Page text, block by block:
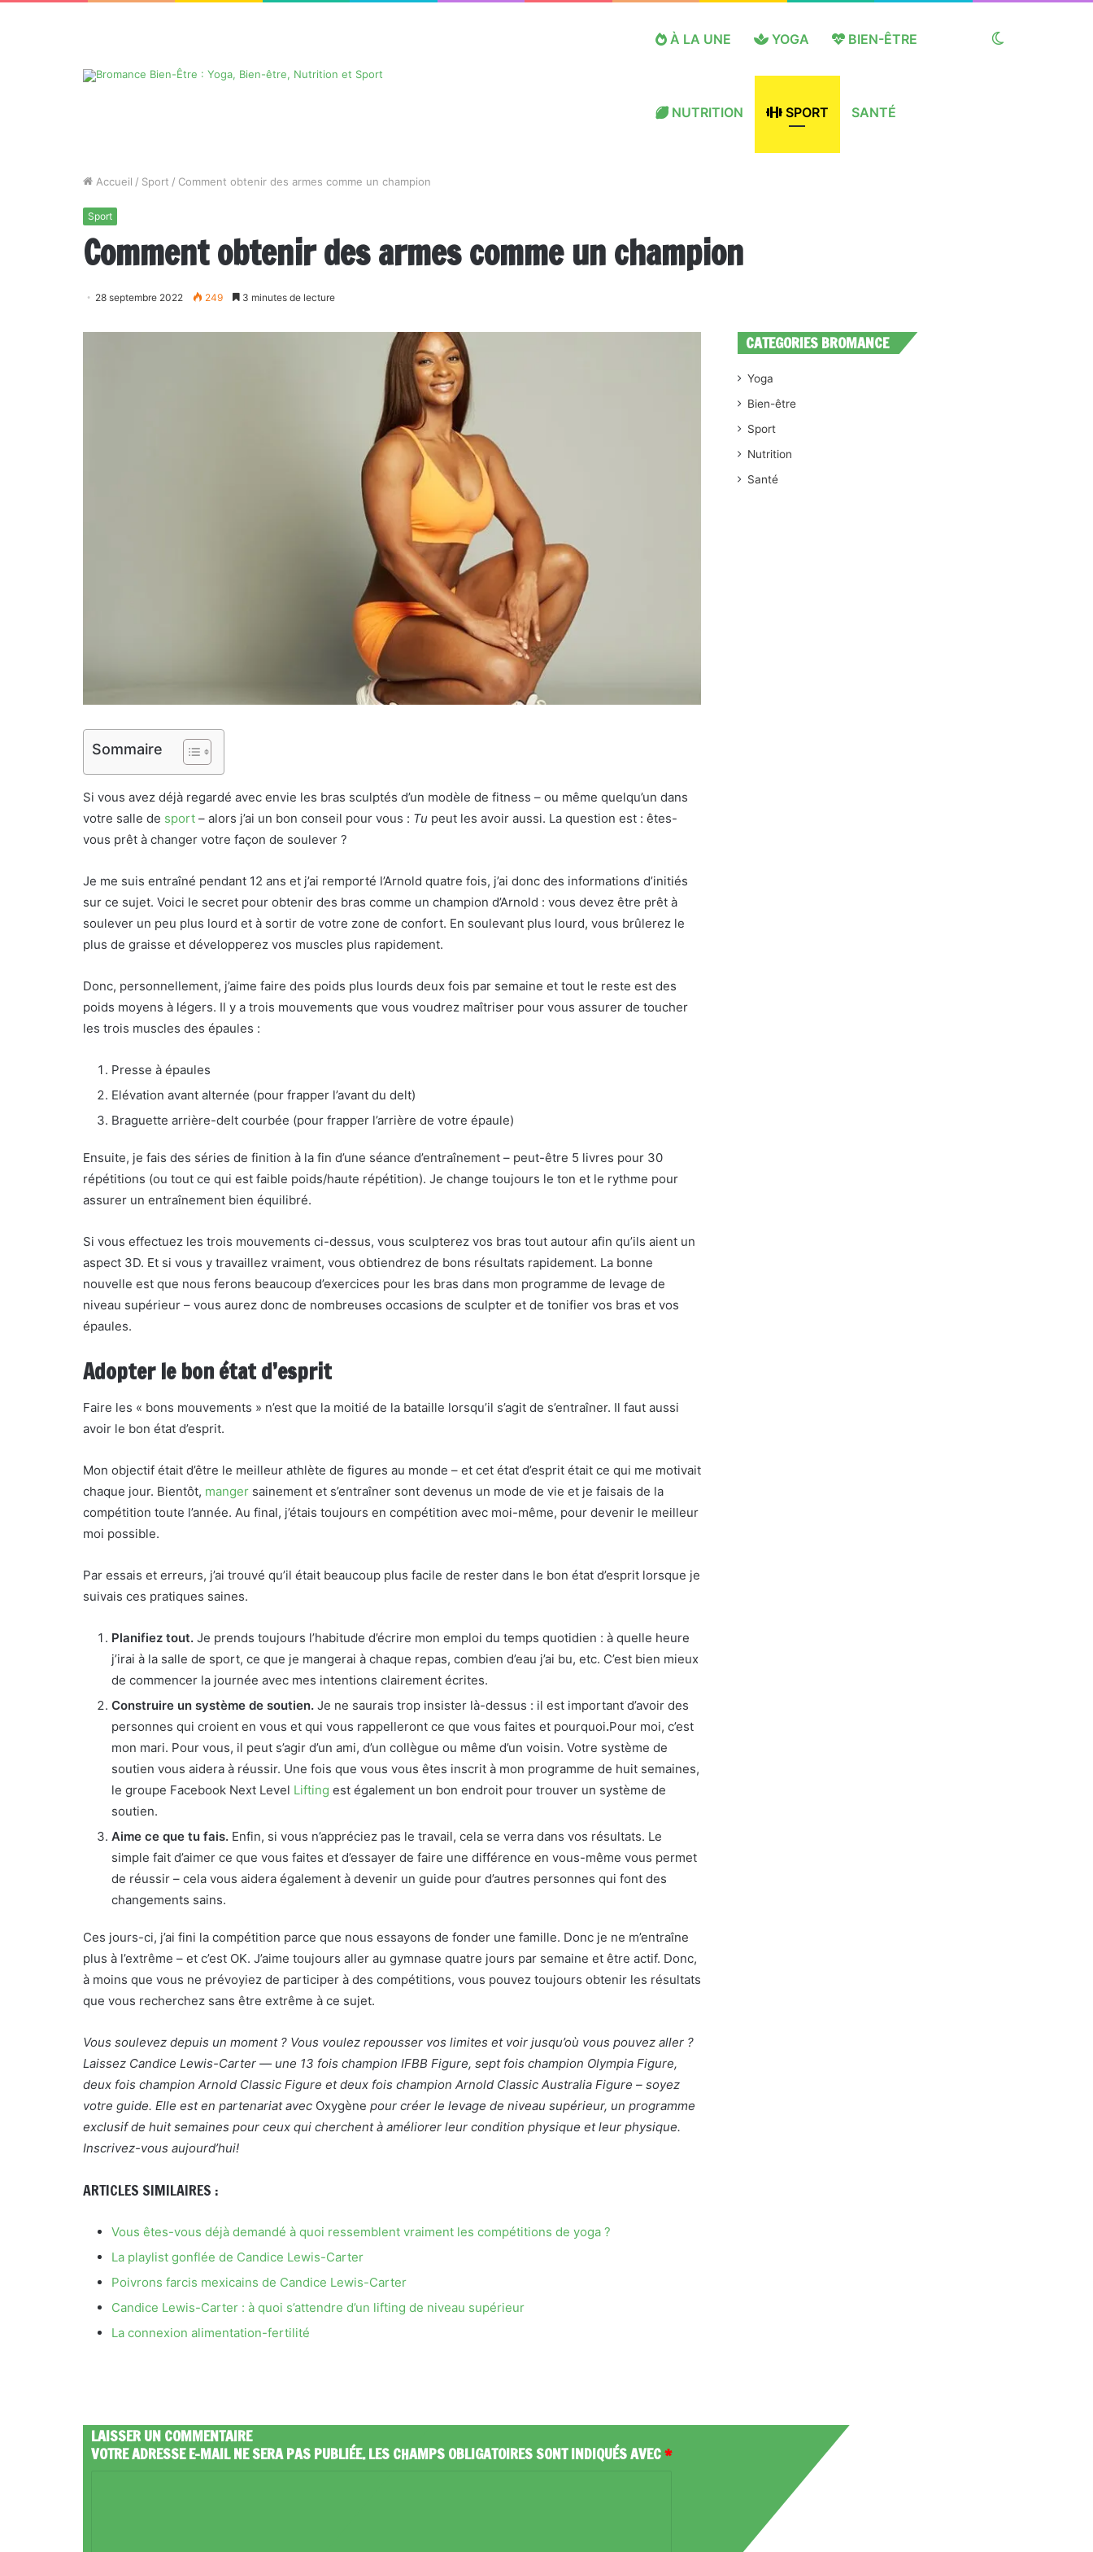
À LA UNE YOGA BIEN-ÊTRE
NUTRITION SPORT SANTÉ
Accueil / Sport / Comment obtenir des armes comme un champion
Sport
Comment obtenir des armes comme un champion
28 septembre 2022 249 3 minutes de lecture
Sommaire
Si vous avez déjà regardé avec envie les bras sculptés d’un modèle de fitness – ou même quelqu’un dans
votre salle de sport – alors j’ai un bon conseil pour vous : Tu peut les avoir aussi. La question est : êtes-
vous prêt à changer votre façon de soulever ?
Je me suis entraîné pendant 12 ans et j’ai remporté l’Arnold quatre fois, j’ai donc des informations d’initiés
sur ce sujet. Voici le secret pour obtenir des bras comme un champion d’Arnold : vous devez être prêt à
soulever un peu plus lourd et à sortir de votre zone de confort. En soulevant plus lourd, vous brûlerez le
plus de graisse et développerez vos muscles plus rapidement.
Donc, personnellement, j’aime faire des poids plus lourds deux fois par semaine et tout le reste est des
poids moyens à légers. Il y a trois mouvements que vous voudrez maîtriser pour vous assurer de toucher
les trois muscles des épaules :
Presse à épaules
Elévation avant alternée (pour frapper l’avant du delt)
Braguette arrière-delt courbée (pour frapper l’arrière de votre épaule)
Ensuite, je fais des séries de finition à la fin d’une séance d’entraînement – peut-être 5 livres pour 30
répétitions (ou tout ce qui est faible poids/haute répétition). Je change toujours le ton et le rythme pour
assurer un entraînement bien équilibré.
Si vous effectuez les trois mouvements ci-dessus, vous sculpterez vos bras tout autour afin qu’ils aient un
aspect 3D. Et si vous y travaillez vraiment, vous obtiendrez de bons résultats rapidement. La bonne
nouvelle est que nous ferons beaucoup d’exercices pour les bras dans mon programme de levage de
niveau supérieur – vous aurez donc de nombreuses occasions de sculpter et de tonifier vos bras et vos
épaules.
Adopter le bon état d’esprit
Faire les « bons mouvements » n’est que la moitié de la bataille lorsqu’il s’agit de s’entraîner. Il faut aussi
avoir le bon état d’esprit.
Mon objectif était d’être le meilleur athlète de figures au monde – et cet état d’esprit était ce qui me motivait
chaque jour. Bientôt, manger sainement et s’entraîner sont devenus un mode de vie et je faisais de la
compétition toute l’année. Au final, j’étais toujours en compétition avec moi-même, pour devenir le meilleur
moi possible.
Par essais et erreurs, j’ai trouvé qu’il était beaucoup plus facile de rester dans le bon état d’esprit lorsque je
suivais ces pratiques saines.
Planifiez tout. Je prends toujours l’habitude d’écrire mon emploi du temps quotidien : à quelle heure
j’irai à la salle de sport, ce que je mangerai à chaque repas, combien d’eau j’ai bu, etc. C’est bien mieux
de commencer la journée avec mes intentions clairement écrites.
Construire un système de soutien. Je ne saurais trop insister là-dessus : il est important d’avoir des
personnes qui croient en vous et qui vous rappelleront ce que vous faites et pourquoi.Pour moi, c’est
mon mari. Pour vous, il peut s’agir d’un ami, d’un collègue ou même d’un voisin. Votre système de
soutien vous aidera à réussir. Une fois que vous vous êtes inscrit à mon programme de huit semaines,
le groupe Facebook Next Level Lifting est également un bon endroit pour trouver un système de
soutien.
Aime ce que tu fais. Enfin, si vous n’appréciez pas le travail, cela se verra dans vos résultats. Le
simple fait d’aimer ce que vous faites et d’essayer de faire une différence en vous-même vous permet
de réussir – cela vous aidera également à devenir un guide pour d’autres personnes qui font des
changements sains.
Ces jours-ci, j’ai fini la compétition parce que nous essayons de fonder une famille. Donc je ne m’entraîne
plus à l’extrême – et c’est OK. J’aime toujours aller au gymnase quatre jours par semaine et être actif. Donc,
à moins que vous ne prévoyiez de participer à des compétitions, vous pouvez toujours obtenir les résultats
que vous recherchez sans être extrême à ce sujet.
Vous soulevez depuis un moment ? Vous voulez repousser vos limites et voir jusqu’où vous pouvez aller ?
Laissez Candice Lewis-Carter — une 13 fois champion IFBB Figure, sept fois champion Olympia Figure,
deux fois champion Arnold Classic Figure et deux fois champion Arnold Classic Australia Figure – soyez
votre guide. Elle est en partenariat avec Oxygène pour créer le levage de niveau supérieur, un programme
exclusif de huit semaines pour ceux qui cherchent à améliorer leur condition physique et leur physique.
Inscrivez-vous aujourd’hui!
ARTICLES SIMILAIRES :
Vous êtes-vous déjà demandé à quoi ressemblent vraiment les compétitions de yoga ?
La playlist gonflée de Candice Lewis-Carter
Poivrons farcis mexicains de Candice Lewis-Carter
Candice Lewis-Carter : à quoi s’attendre d’un lifting de niveau supérieur
La connexion alimentation-fertilité
LAISSER UN COMMENTAIRE
VOTRE ADRESSE E-MAIL NE SERA PAS PUBLIÉE.LES CHAMPS OBLIGATOIRES SONT INDIQUÉS AVEC*
CATEGORIES BROMANCE
Yoga
Bien-être
Sport
Nutrition
Santé